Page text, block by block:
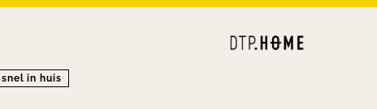
snel in huis